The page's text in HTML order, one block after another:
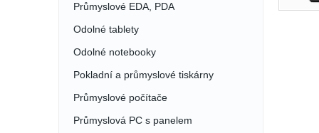
Průmyslové EDA, PDA
Odolné tablety
Odolné notebooky
Pokladní a průmyslové tiskárny
Průmyslové počítače
Průmyslová PC s panelem